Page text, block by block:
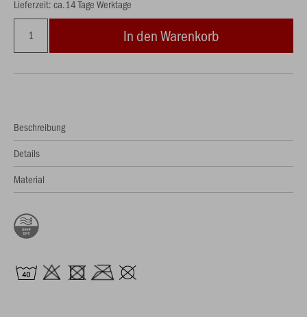
Lieferzeit: ca.14 Tage Werktage
In den Warenkorb
Beschreibung
Details
Material